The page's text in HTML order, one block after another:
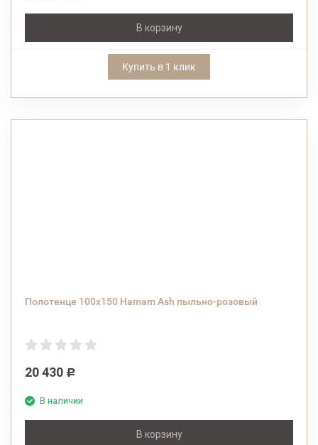
В корзину
Купить в 1 клик
Полотенце 100х150 Hamam Ash пыльно-розовый
20 430 Р
В наличии
В корзину